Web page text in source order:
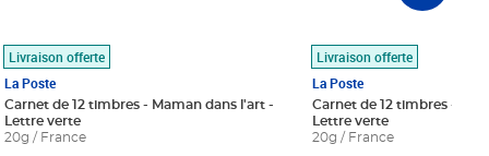
Livraison offerte
La Poste
Carnet de 12 timbres - Maman dans l'art -
Lettre verte
20g / France
Livraison offerte
La Poste
Carnet de 12 timbres - Le
Lettre verte
20g / France